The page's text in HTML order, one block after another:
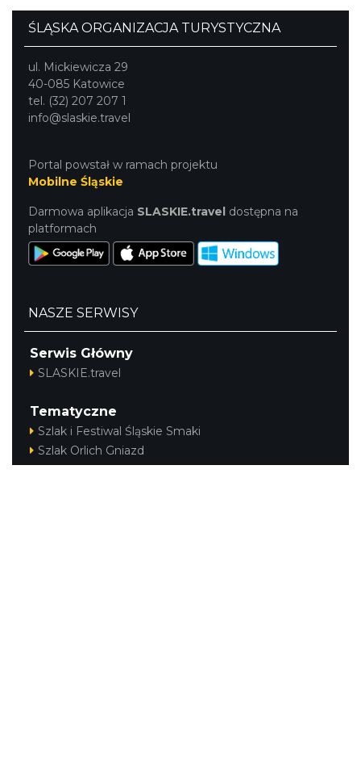
ŚLĄSKA ORGANIZACJA TURYSTYCZNA
ul. Mickiewicza 29
40-085 Katowice
tel. (32) 207 207 1
info@slaskie.travel
Portal powstał w ramach projektu
Mobilne Śląskie
Darmowa aplikacja SLASKIE.travel dostępna na
platformach
NASZE SERWISY
Serwis Główny
SLASKIE.travel
Tematyczne
Szlak i Festiwal Śląskie Smaki
Szlak Orlich Gniazd
Szlak Zabytków Techniki